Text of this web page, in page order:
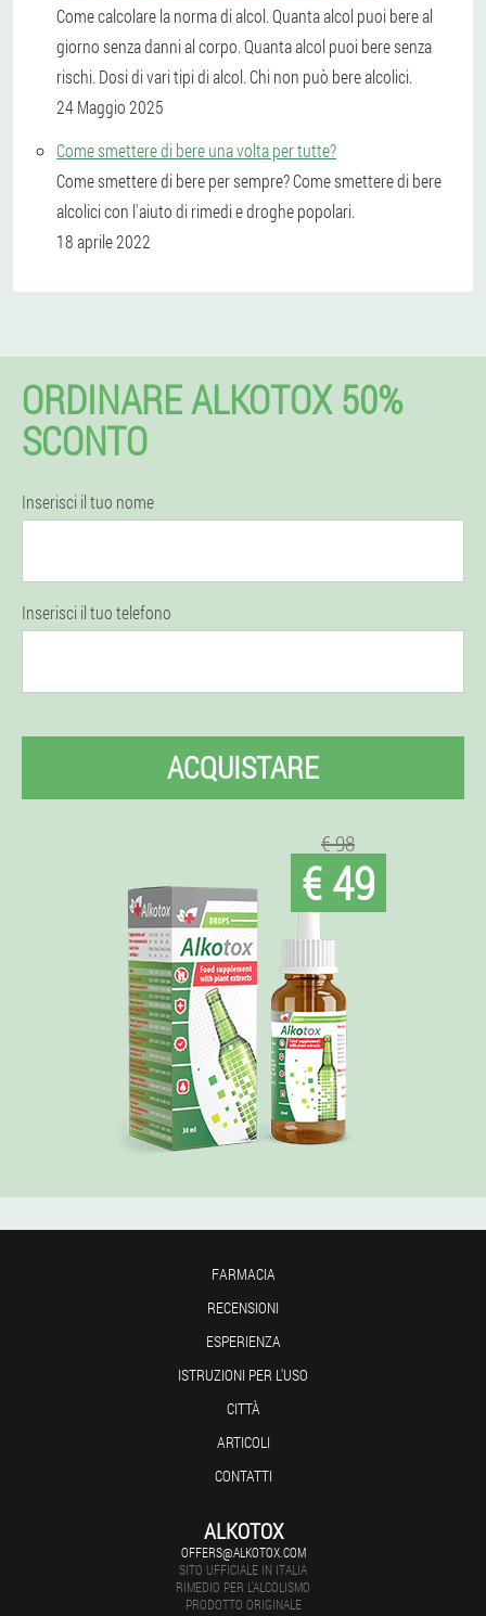
Come calcolare la norma di alcol. Quanta alcol puoi bere al
giorno senza danni al corpo. Quanta alcol puoi bere senza
rischi. Dosi di vari tipi di alcol. Chi non può bere alcolici.
24 Maggio 2025
Come smettere di bere una volta per tutte?
Come smettere di bere per sempre? Come smettere di bere
alcolici con l'aiuto di rimedi e droghe popolari.
18 aprile 2022
ORDINARE ALKOTOX 50%
SCONTO
Inserisci il tuo nome
Inserisci il tuo telefono
ACQUISTARE
€ 98
€ 49
FARMACIA
RECENSIONI
ESPERIENZA
ISTRUZIONI PER L'USO
CITTÀ
ARTICOLI
CONTATTI
ALKOTOX
OFFERS@ALKOTOX.COM
SITO UFFICIALE IN ITALIA
RIMEDIO PER L'ALCOLISMO
PRODOTTO ORIGINALE